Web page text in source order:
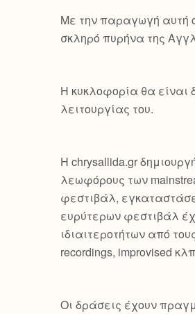
Με την παραγωγή αυτή
σκληρό πυρήνα της
Η κυκλοφορία θα είναι
λειτουργίας του.
Η chrysallida.gr
λεωφόρους των
φεστιβάλ,
ευρύτερων φεστιβάλ
ιδιαιτεροτήτων από
recordings, improvised
Οι δράσεις έχουν